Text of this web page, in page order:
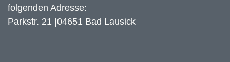
folgenden Adresse:
Parkstr. 21 |04651 Bad Lausick